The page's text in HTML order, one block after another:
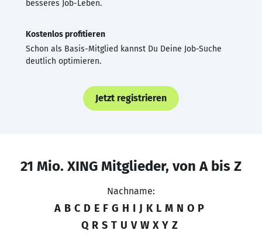
besseres Job-Leben.
Kostenlos profitieren
Schon als Basis-Mitglied kannst Du Deine Job-Suche
deutlich optimieren.
Jetzt registrieren
21 Mio. XING Mitglieder, von A bis Z
Nachname:
A B C D E F G H I J K L M N O P
Q R S T U V W X Y Z